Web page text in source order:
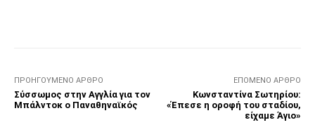
ΠΡΟΗΓΟΎΜΕΝΟ ΆΡΘΡΟ
Σύσσωμος στην Αγγλία για τον
Μπάλντοκ ο Παναθηναϊκός
ΕΠΌΜΕΝΟ ΆΡΘΡΟ
Κωνσταντίνα Σωτηρίου:
«Έπεσε η οροφή του σταδίου,
είχαμε Άγιο»